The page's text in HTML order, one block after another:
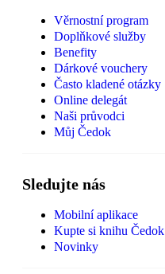
Věrnostní program
Doplňkové služby
Benefity
Dárkové vouchery
Často kladené otázky
Online delegát
Naši průvodci
Můj Čedok
Sledujte nás
Mobilní aplikace
Kupte si knihu Čedok
Novinky